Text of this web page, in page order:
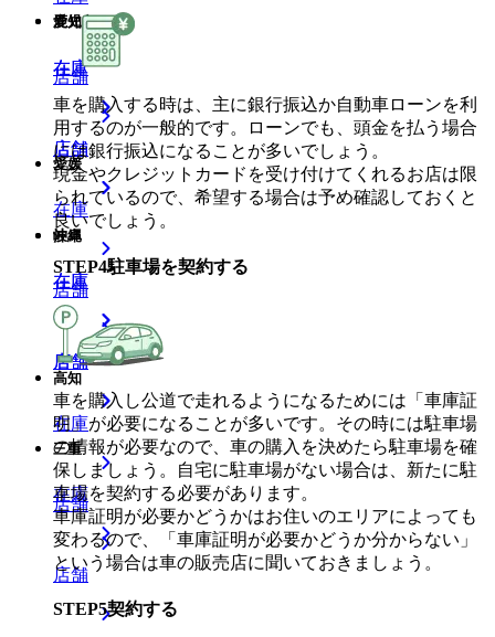
愛知
在庫
店舗
岐阜
在庫
店舗
三重
在庫
店舗
店舗
愛媛
在庫
店舗
高知
在庫
店舗
鹿児島
在庫
店舗
沖縄
在庫
店舗
車を購入する時は、主に銀行振込か自動車ローンを利
用するのが一般的です。ローンでも、頭金を払う場合
には銀行振込になることが多いでしょう。
現金やクレジットカードを受け付けてくれるお店は限
られているので、希望する場合は予め確認しておくと
良いでしょう。
STEP4駐車場を契約する
車を購入し公道で走れるようになるためには「車庫証
明」が必要になることが多いです。その時には駐車場
の情報が必要なので、車の購入を決めたら駐車場を確
保しましょう。自宅に駐車場がない場合は、新たに駐
車場を契約する必要があります。
車庫証明が必要かどうかはお住いのエリアによっても
変わるので、「車庫証明が必要かどうか分からない」
という場合は車の販売店に聞いておきましょう。
STEP5契約する